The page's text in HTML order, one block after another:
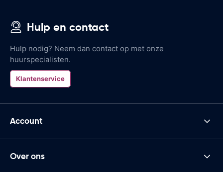
Hulp en contact
Hulp nodig? Neem dan contact op met onze
huurspecialisten.
Klantenservice
Account
Over ons